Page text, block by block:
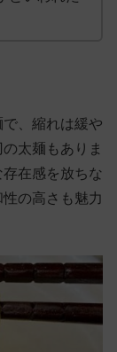
、縮れは緩や
太麺もありま
在感を放ちな
の高さも魅力